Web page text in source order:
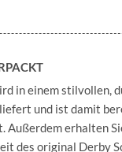
in einem stilvollen,
und ist damit
Außerdem erhalten
des original Derby